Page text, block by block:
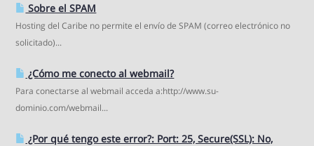
Sobre el SPAM
Hosting del Caribe no permite el envío de SPAM (correo electrónico no
solicitado)...
¿Cómo me conecto al webmail?
Para conectarse al webmail acceda a:http://www.su-
dominio.com/webmail...
¿Por qué tengo este error?: Port: 25, Secure(SSL): No,